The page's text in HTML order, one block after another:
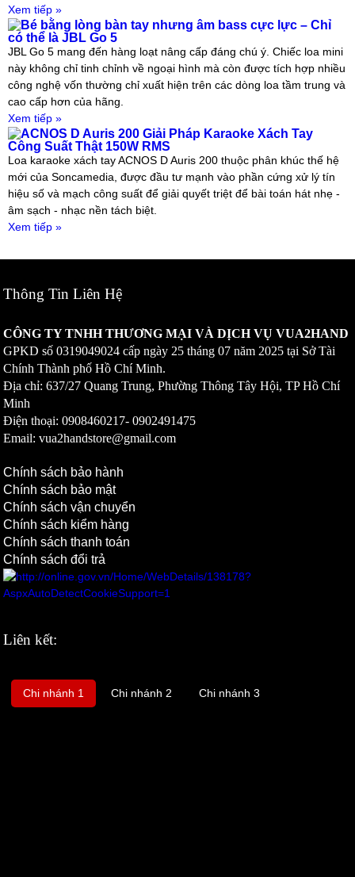
Xem tiếp »
Bé bằng lòng bàn tay nhưng âm bass cực lực – Chỉ
có thể là JBL Go 5
JBL Go 5 mang đến hàng loạt nâng cấp đáng chú ý. Chiếc loa mini
này không chỉ tinh chỉnh về ngoại hình mà còn được tích hợp nhiều
công nghệ vốn thường chỉ xuất hiện trên các dòng loa tầm trung và
cao cấp hơn của hãng.
Xem tiếp »
ACNOS D Auris 200 Giải Pháp Karaoke Xách Tay
Công Suất Thật 150W RMS
Loa karaoke xách tay ACNOS D Auris 200 thuộc phân khúc thế hệ
mới của Soncamedia, được đầu tư mạnh vào phần cứng xử lý tín
hiệu số và mạch công suất để giải quyết triệt để bài toán hát nhẹ -
âm sạch - nhạc nền tách biệt.
Xem tiếp »
Thông Tin Liên Hệ
CÔNG TY TNHH THƯƠNG MẠI VÀ DỊCH VỤ VUA2HAND
GPKD số0319049024 cấp ngày 25 tháng 07 năm 2025 tại Sở Tài
Chính Thành phố Hồ Chí Minh.
Địa chỉ: 637/27 Quang Trung, Phường Thông Tây Hội, TP Hồ Chí
Minh
Điện thoại: 0908460217-0902491475
Email: vua2handstore@gmail.com
Chính sách bảo hành
Chính sách bảo mật
Chính sách vận chuyển
Chính sách kiểm hàng
Chính sách thanh toán
Chính sách đổi trả
Liên kết:
Chi nhánh 1 Chi nhánh 2 Chi nhánh 3